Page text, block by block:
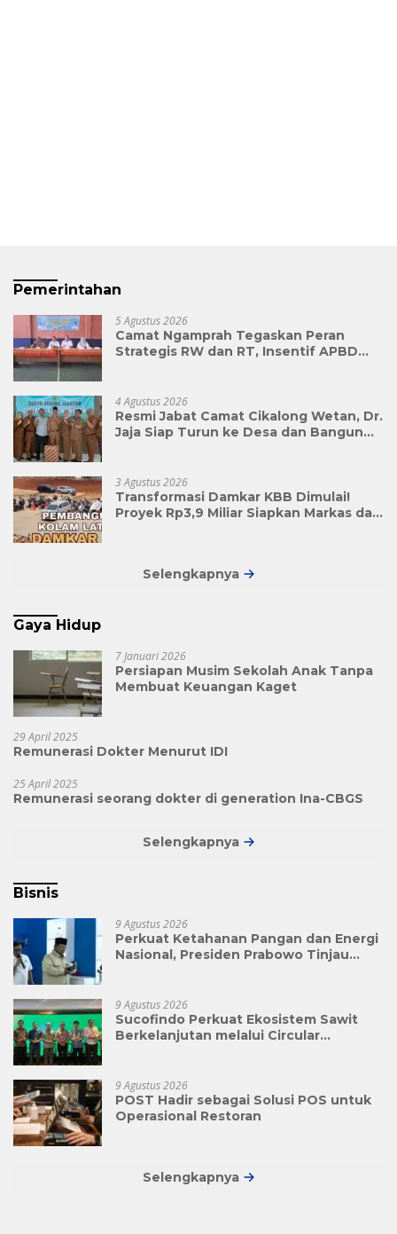
Pemerintahan
5 Agustus 2026
Camat Ngamprah Tegaskan Peran
Strategis RW dan RT, Insentif APBD
4 Agustus 2026
Resmi Jabat Camat Cikalong Wetan, Dr.
Jaja Siap Turun ke Desa dan Bangun
3 Agustus 2026
Transformasi Damkar KBB Dimulai!
Proyek Rp3,9 Miliar Siapkan Markas dan
Selengkapnya
Gaya Hidup
7 Januari 2026
Persiapan Musim Sekolah Anak Tanpa
Membuat Keuangan Kaget
29 April 2025
Remunerasi Dokter Menurut IDI
25 April 2025
Remunerasi seorang dokter di generation Ina-CBGS
Selengkapnya
Bisnis
9 Agustus 2026
Perkuat Ketahanan Pangan dan Energi
Nasional, Presiden Prabowo Tinjau
9 Agustus 2026
Sucofindo Perkuat Ekosistem Sawit
Berkelanjutan melalui Circular
9 Agustus 2026
POST Hadir sebagai Solusi POS untuk
Operasional Restoran
Selengkapnya